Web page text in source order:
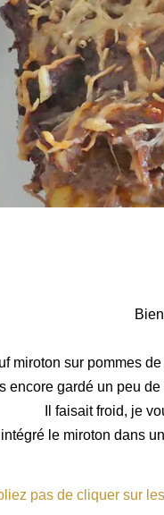
miroton sur pommes
encore gardé un peu
Il faisait froid, je
intégré le miroton dans
pas de cliquer sur